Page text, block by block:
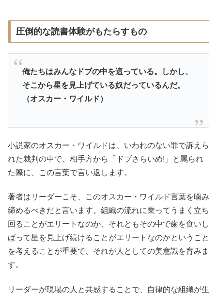
圧倒的な読書体験がもたらすもの
俺たちはみんなドブの中を這っている。しかし、
そこから星を見上げている奴だっているんだ。
（オスカー・ワイルド）
小説家のオスカー・ワイルドは、いわれのない罪で訴えら
れた裁判の中で、相手方から「ドブさらいめ!」と罵られ
た際に、この言葉で言い返します。
著者はリーダーこそ、このオスカー・ワイルド言葉を噛み
締めるべきだと言います。組織の流れに乗ってうまく立ち
回ることがエリートなのか、それともその中で歯を食いし
ばって星を見上げ続けることがエリートなのかということ
を考えることが重要で、それが人としての美意識を育みま
す。
リーダーが現場の人と共感することで、自律的な組織が生